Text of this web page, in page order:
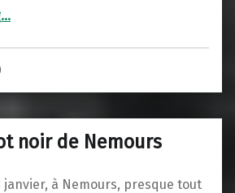
“Salon Livre d’Hiver à Montgiscard”
…
noir de Nemours
janvier, à Nemours, presque tout